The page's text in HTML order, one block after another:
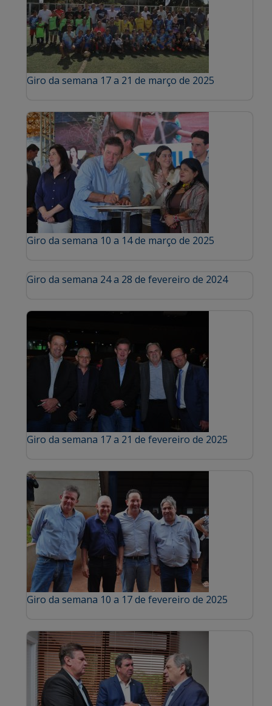
Giro da semana 17 a 21 de março de 2025
Giro da semana 10 a 14 de março de 2025
Giro da semana 24 a 28 de fevereiro de 2024
Giro da semana 17 a 21 de fevereiro de 2025
Giro da semana 10 a 17 de fevereiro de 2025